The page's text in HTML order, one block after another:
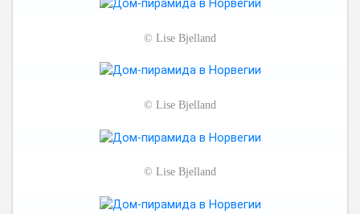
© Lise Bjelland
© Lise Bjelland
© Lise Bjelland